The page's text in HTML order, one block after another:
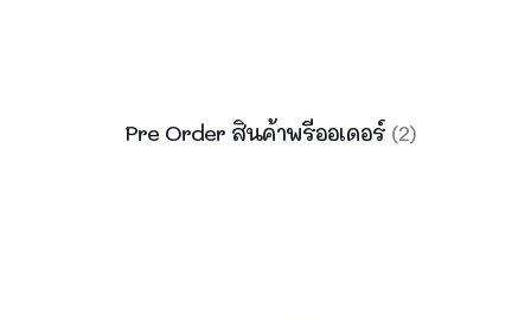
Pre Order สินค้าพรีออเดอร์ (2)